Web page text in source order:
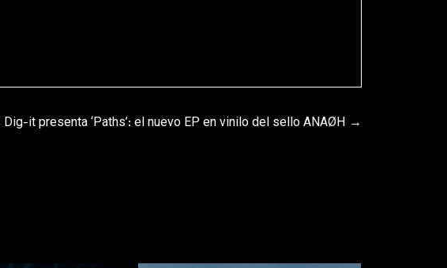
Dig-it presenta ‘Paths’: el nuevo EP en vinilo del sello ANAØH